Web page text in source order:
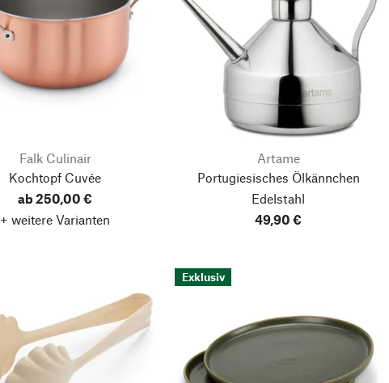
Falk Culinair
Kochtopf Cuvée
ab 250,00 €
+ weitere Varianten
Artame
Portugiesisches Ölkännchen
Edelstahl
49,90 €
Exklusiv